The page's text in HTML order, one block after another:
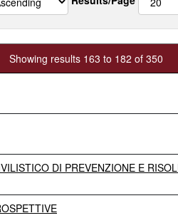
Showing results 163 to 182 of 350
DI PREVENZIONE E